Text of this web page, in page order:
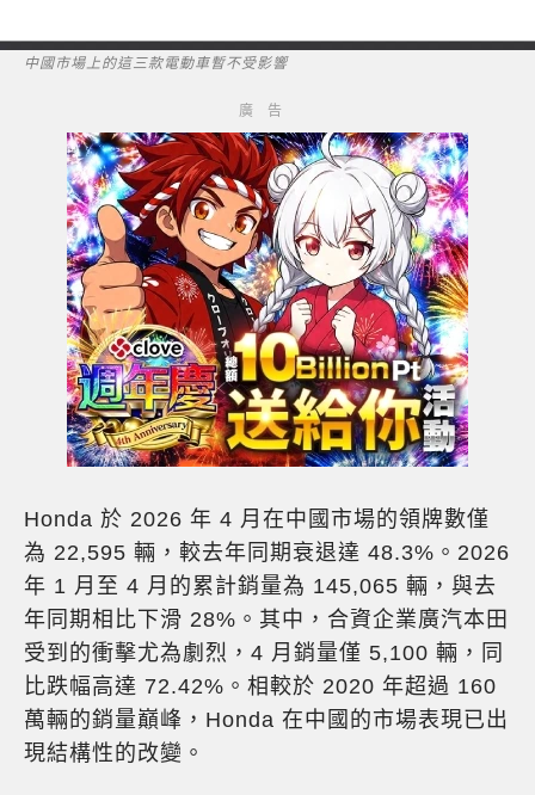
中國市場上的這三款電動車暫不受影響
Honda 於 2026 年 4 月在中國市場的領牌數僅
為 22,595 輛，較去年同期衰退達 48.3%。2026
年 1 月至 4 月的累計銷量為 145,065 輛，與去
年同期相比下滑 28%。其中，合資企業廣汽本田
受到的衝擊尤為劇烈，4 月銷量僅 5,100 輛，同
比跌幅高達 72.42%。相較於 2020 年超過 160
萬輛的銷量巔峰，Honda 在中國的市場表現已出
現結構性的改變。